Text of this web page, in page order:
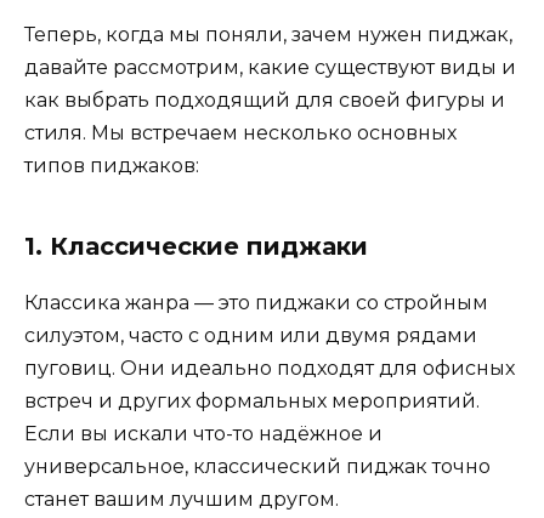
Теперь, когда мы поняли, зачем нужен пиджак,
давайте рассмотрим, какие существуют виды и
как выбрать подходящий для своей фигуры и
стиля. Мы встречаем несколько основных
типов пиджаков:
1. Классические пиджаки
Классика жанра — это пиджаки со стройным
силуэтом, часто с одним или двумя рядами
пуговиц. Они идеально подходят для офисных
встреч и других формальных мероприятий.
Если вы искали что-то надёжное и
универсальное, классический пиджак точно
станет вашим лучшим другом.